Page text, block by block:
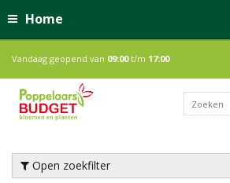
Home
Vandaag geopend van 09:00t/m 17:00
Open zoekfilter